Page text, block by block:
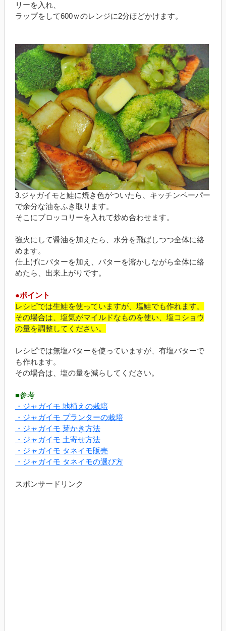
リーを入れ、
ラップをして600ｗのレンジに2分ほどかけます。
3.ジャガイモと鮭に焼き色がついたら、キッチンペーパー
で余分な油をふき取ります。
そこにブロッコリーを入れて炒め合わせます。
強火にして醤油を加えたら、水分を飛ばしつつ全体に絡
めます。
仕上げにバターを加え、バターを溶かしながら全体に絡
めたら、出来上がりです。
●ポイント
レシピでは生鮭を使っていますが、塩鮭でも作れます。
その場合は、塩気がマイルドなものを使い、塩コショウ
の量を調整してください。
レシピでは無塩バターを使っていますが、有塩バターで
も作れます。
その場合は、塩の量を減らしてください。
■参考
・ジャガイモ 地植えの栽培
・ジャガイモ プランターの栽培
・ジャガイモ 芽かき方法
・ジャガイモ 土寄せ方法
・ジャガイモ タネイモ販売
・ジャガイモ タネイモの選び方
スポンサードリンク